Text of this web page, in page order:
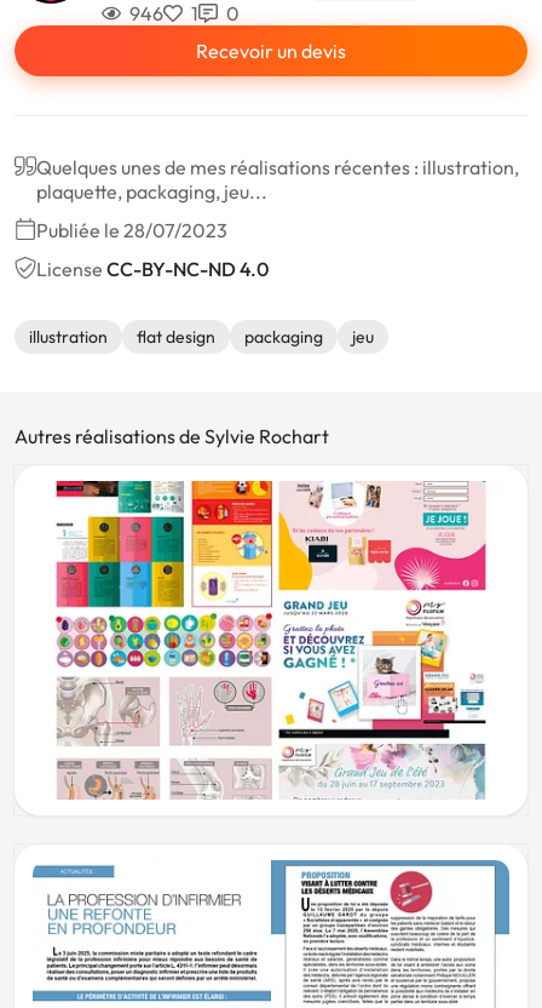
946 1
0
Recevoir un devis
Quelques unes de mes réalisations récentes : illustration,
plaquette, packaging, jeu...
Publiée le 28/07/2023
License CC-BY-NC-ND 4.0
illustration flat design packaging jeu
Autres réalisations de Sylvie Rochart